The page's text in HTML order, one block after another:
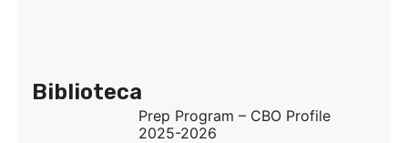
Biblioteca
Prep Program – CBO Profile
2025-2026